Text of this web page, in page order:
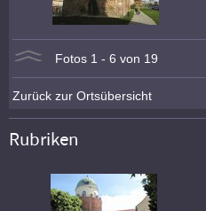
Fotos 1 - 6 von 19
Zurück zur Ortsübersicht
Rubriken